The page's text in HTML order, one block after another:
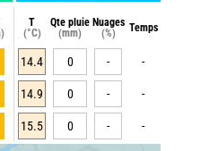
T
(°C)
Qte pluie
(mm)
Nuages
(%)
Temps
14.4 0 - -
14.9 0 - -
15.5 0 - -